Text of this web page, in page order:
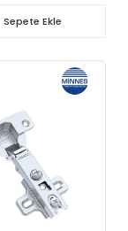
Sepete Ekle